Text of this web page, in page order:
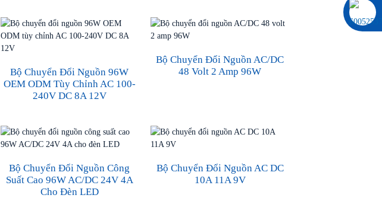
Bộ Chuyển Đổi Nguồn 96W
OEM ODM Tùy Chỉnh AC 100-
240V DC 8A 12V
Bộ Chuyển Đổi Nguồn AC/DC
48 Volt 2 Amp 96W
Bộ Chuyển Đổi Nguồn Công
Suất Cao 96W AC/DC 24V 4A
Cho Đèn LED
Bộ Chuyển Đổi Nguồn AC DC
10A 11A 9V